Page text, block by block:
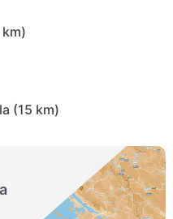
(15 km)